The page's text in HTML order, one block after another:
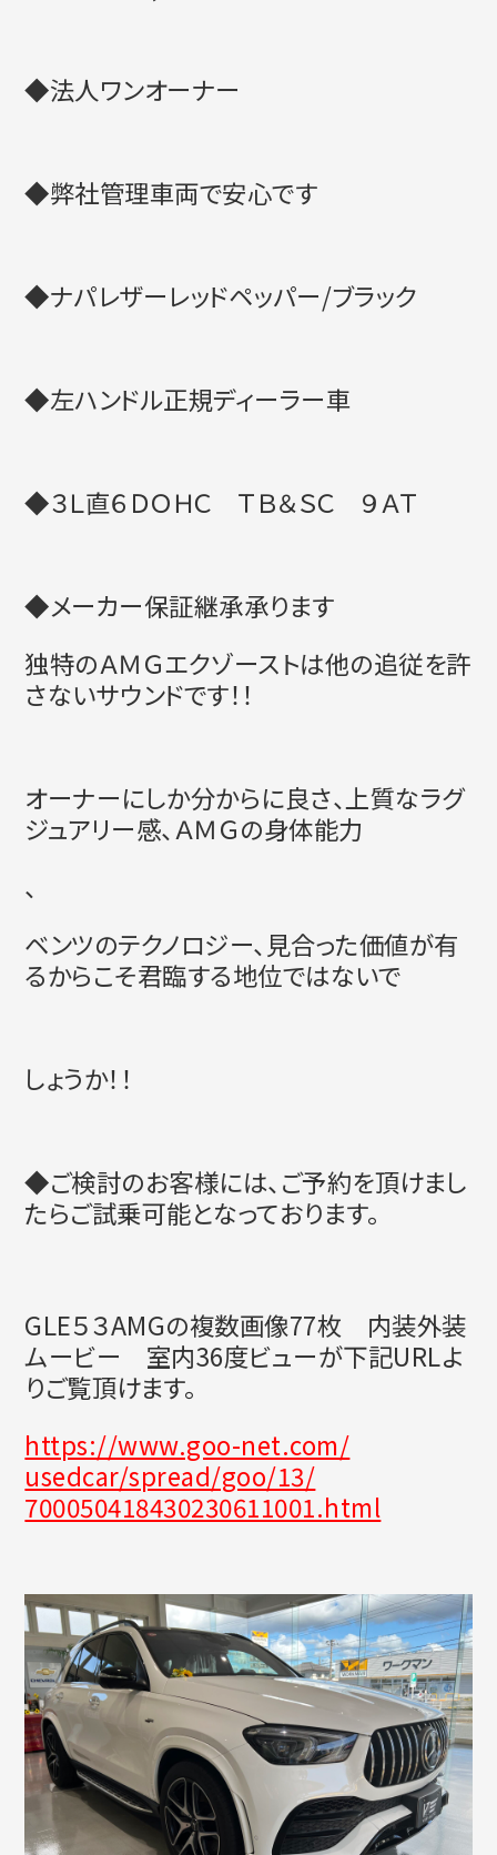
◆法人ワンオーナー
◆弊社管理車両で安心です
◆ナパレザーレッドペッパー/ブラック
◆左ハンドル正規ディーラー車
◆３Ｌ直６ＤＯＨＣ ＴＢ＆ＳＣ ９ＡＴ
◆メーカー保証継承承ります
独特のＡＭＧエクゾーストは他の追従を許
さないサウンドです！！
オーナーにしか分からに良さ、上質なラグ
ジュアリー感、 ＡＭＧの身体能力
、
ベンツのテクノロジー、 見合った価値が有
るからこそ君臨する地位ではないで
しょうか！！
◆ご検討のお客様には、 ご予約を頂けまし
たらご試乗可能となっております。
GLE５３AMGの複数画像77枚 内装外装
ムービー 室内36度ビューが下記URLよ
りご覧頂けます。
https://www.goo-net.com/
usedcar/spread/goo/13/
700050418430230611001.html